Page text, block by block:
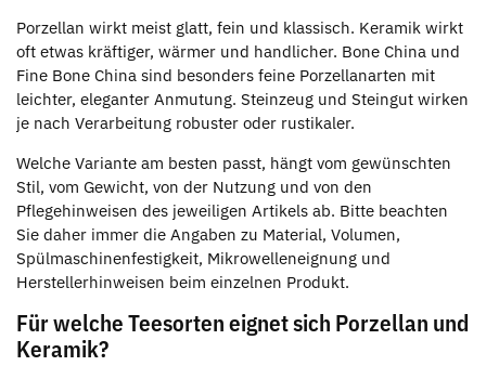
Porzellan wirkt meist glatt, fein und klassisch. Keramik wirkt
oft etwas kräftiger, wärmer und handlicher. Bone China und
Fine Bone China sind besonders feine Porzellanarten mit
leichter, eleganter Anmutung. Steinzeug und Steingut wirken
je nach Verarbeitung robuster oder rustikaler.
Welche Variante am besten passt, hängt vom gewünschten
Stil, vom Gewicht, von der Nutzung und von den
Pflegehinweisen des jeweiligen Artikels ab. Bitte beachten
Sie daher immer die Angaben zu Material, Volumen,
Spülmaschinenfestigkeit, Mikrowelleneignung und
Herstellerhinweisen beim einzelnen Produkt.
Für welche Teesorten eignet sich Porzellan und
Keramik?